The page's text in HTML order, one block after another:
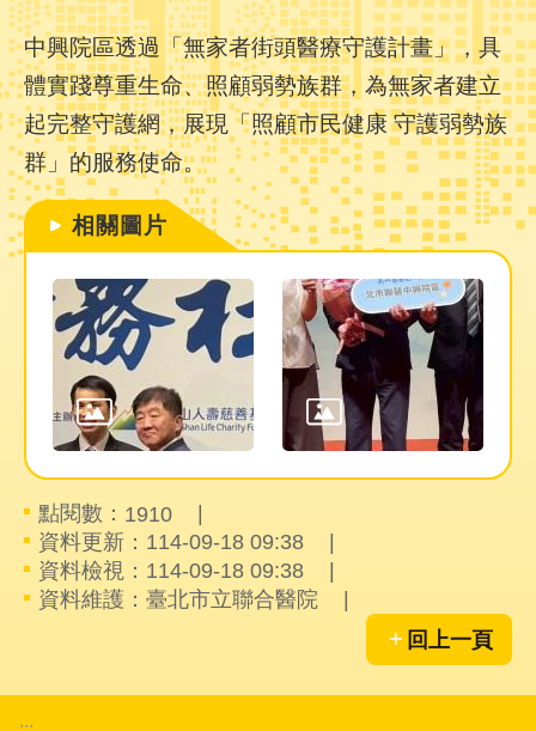
宣
導
使
用
ODF
開
放
文
件
格
式
雙
私
權
及
資
訊
安
中興院區透過「無家者街頭醫療守護計畫」，具
體實踐尊重生命、照顧弱勢族群，為無家者建立
起完整守護網，展現「照顧市民健康 守護弱勢族
群」的服務使命。
相關圖片
點閱數： 1910
資料更新：114-09-18 09:38
資料檢視：114-09-18 09:38
資料維護：臺北市立聯合醫院
回上一頁